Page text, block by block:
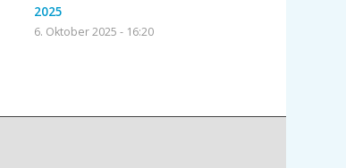
2025
6. Oktober 2025 - 16:20